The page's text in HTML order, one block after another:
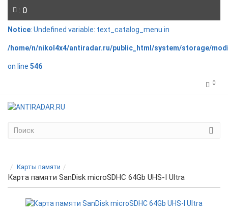
: 0
Notice: Undefined variable: text_catalog_menu in
/home/n/nikol4x4/antiradar.ru/public_html/system/storage/
on line 546
0
Карты памяти
Карта памяти SanDisk microSDHC 64Gb UHS-I Ultra